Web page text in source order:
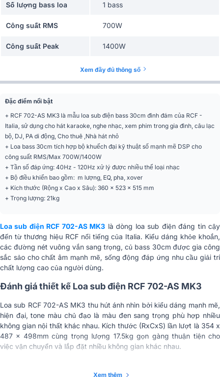
Số lượng bass loa 1 bass
Công suất RMS 700W
Công suất Peak 1400W
mạch class D
Ứng dụng mở rộng Karaoke
Cổng kết nối XLR
Màu sắc Đen
Chất liệu Gỗ sơn chống trầy
Kích thước (Rộng x
Cao x Sâu)
360 x 523 x 515 mm
Trọng lượng 21kg
Xem đầy đủ thông số
Đặc điểm nổi bật
+ RCF 702-AS MK3 là mẫu loa sub điện bass 30cm đình đám của RCF -
Italia, sử dụng cho hát karaoke, nghe nhạc, xem phim trong gia đình, câu lạc
bộ, DJ, PA di động, Cho thuê ,Nhà hát nhỏ
+ Loa bass 30cm tích hợp bộ khuếch đại kỹ thuật số mạnh mẽ DSP cho
công suất RMS/Max 700W/1400W
+ Tần số đáp ứng: 40Hz - 120Hz xử lý được nhiều thể loại nhạc
+ Bộ điều khiển bao gồm: m lượng, EQ, pha, xover
+ Kích thước (Rộng x Cao x Sâu): 360 x 523 x 515 mm
+ Trọng lượng: 21kg
Loa sub điện RCF 702-AS MK3 là dòng loa sub điện đáng tin cậy
đến từ thương hiệu RCF nổi tiếng của Italia. Kiểu dáng khỏe khoắn,
các đường nét vuông vắn sang trọng, củ bass 30cm được gia công
sắc sảo cho chất âm mạnh mẽ, sống động đáp ứng nhu cầu giải trí
chất lượng cao của người dùng.
Đánh giá thiết kế Loa sub điện RCF 702-AS MK3
Loa sub RCF 702-AS MK3 thu hút ánh nhìn bởi kiểu dáng mạnh mẽ,
hiện đại, tone màu chủ đạo là màu đen sang trọng phù hợp nhiều
không gian nội thất khác nhau. Kích thước (RxCxS) lần lượt là 354 x
487 x 498mm cùng trọng lượng 17.5kg gọn gàng thuận tiện cho
việc vận chuyển và lắp đặt nhiều không gian khác nhau.
Xem thêm